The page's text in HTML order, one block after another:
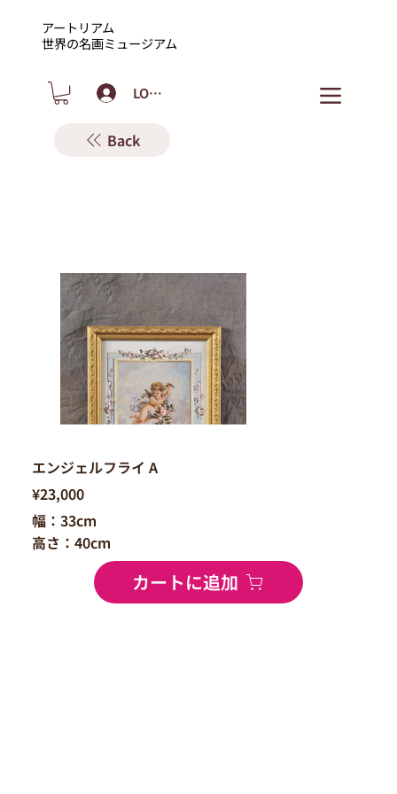
アートリアム
​世界の名画ミュージアム
LOGIN
Back
¥23,000
幅：33cm
高さ：40cm
カートに追加
エンジェルフライ A